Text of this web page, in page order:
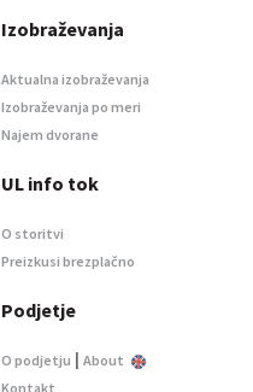
Izobraževanja
Aktualna izobraževanja
Izobraževanja po meri
Najem dvorane
UL info tok
O storitvi
Preizkusi brezplačno
Podjetje
O podjetju | About
Kontakt